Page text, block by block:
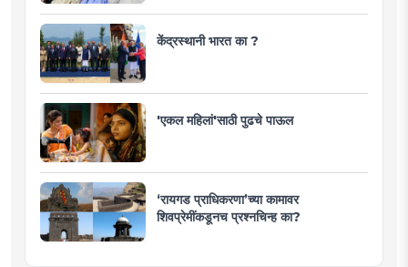
केंद्रस्थानी भारत का ?
'एकल महिलां'साठी पुढचे पाऊल
‘रायगड प्राधिकरणा’च्या कामावर
शिवप्रेमींकडूनच प्रश्नचिन्ह का?